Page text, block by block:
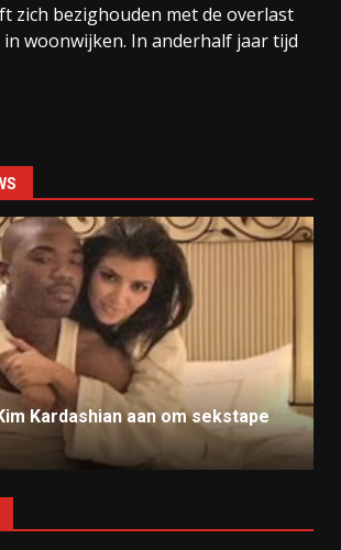
zich bezighouden met de overlast
woonwijken. In anderhalf jaar tijd
Kardashian aan om sekstape